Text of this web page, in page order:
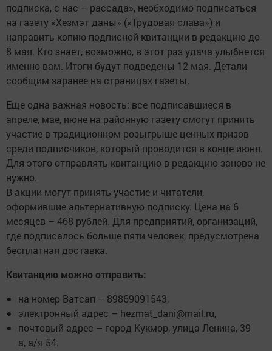
подписка, с нас – рассада», необходимо подписаться
на газету «Хезмэт даны» («Трудовая слава») и
направить копию подписной квитанции в редакцию до
8 мая. Кто знает, возможно, в этот раз удача улыбнется
именно вам. Итоги будут подведены 12 мая. Детали
сообщим заранее на страницах газеты.
Еще одна важная новость: все подписавшиеся в
апреле, мае, июне на районную газету смогут принять
участие в традиционном розыгрыше ценных призов
среди подписчиков, который проводится в конце июня.
Для этого отправлять квитанцию в редакцию заново не
нужно.
В акции могут принять участие и читатели,
оформившие альтернативную подписку. Цена на 6
месяцев – 468 рублей. Для предприятий, организаций,
где подписалось больше пяти человек, предусмотрена
бесплатная доставка.
Квитанцию можно отправить:
на номер Ватсап – 89869091543,
электронный адрес – hezmat_dani@mail.ru,
почтовый адрес – город Кукмор, улица Ленина, 39
а, а/я 54.